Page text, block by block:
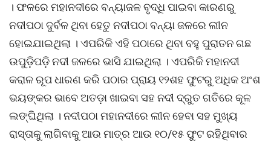
। ଫଳରେ ମହାନଦୀରେ ବନ୍ୟାଜଳ ବୃଦ୍ଧି ପାଇବା କାରଣରୁ
ନଦୀପଠା ଦୁର୍ବଳ ଥିବା ହେତୁ ନଦୀପଠା ବନ୍ୟା ଜଳରେ ଲୀନ
ହୋଇଯାଇଥିଲା । ଏପରିକି ଏହି ପଠାରେ ଥିବା ବହୁ ପୁରାତନ ଗଛ
ଉପୁଡ଼ିପଡ଼ି ନଦୀ ଜଳରେ ଭାସି ଯାଇଥିଲା । ଏପରିକି ମହାନଦୀ
କରାଳ ରୂପ ଧାରଣ କରି ପଠାର ପ୍ରାୟ ୧୨ଶହ ଫୁଟରୁ ଅଧିକ ଅଂଶ
ଭୟଙ୍କର ଭାବେ ଅତଡ଼ା ଖାଇବା ସହ ନଦୀ ଦ୍ରୁତ ଗତିରେ କୂଳ
ଲଙ୍ଘିଥିଲା । ନଦୀପଠା ମହାନଦୀରେ ଲୀନ ହେବା ସହ ମୁଖ୍ୟ
ରାସ୍ତାକୁ ଲାଗିବାକୁ ଆଉ ମାତ୍ର ଆଉ ୧୦/୧୫ ଫୁଟ ରହିଥିବାର